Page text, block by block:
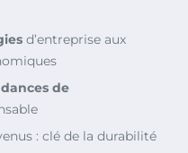
d’entreprise aux
de
: clé de la durabilité